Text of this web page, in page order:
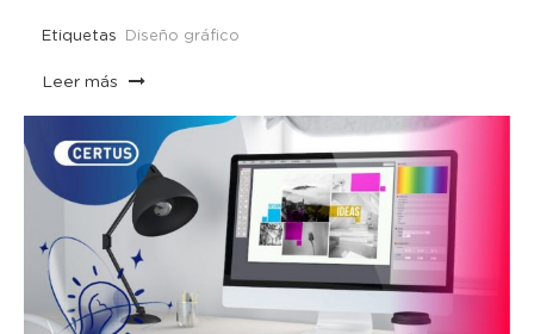
Etiquetas Diseño gráfico
Leer más